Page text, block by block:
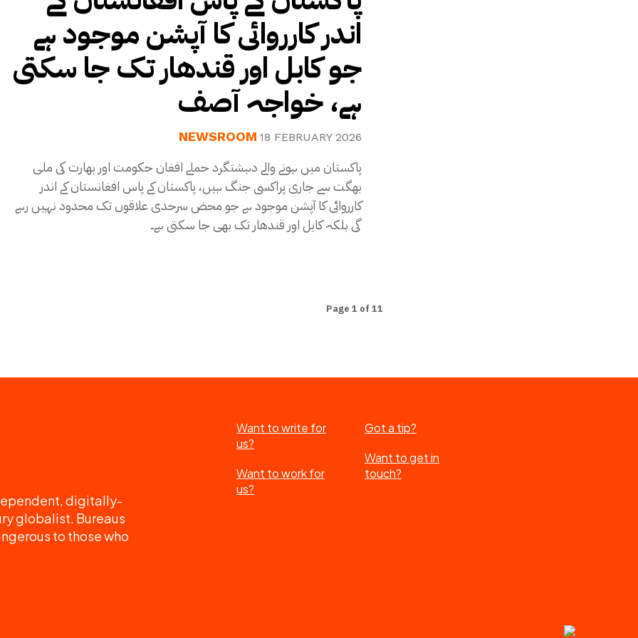
اندر کارروائی کا آپشن موجود ہے
جو کابل اور قندھار تک جا سکتی
ہے، خواجہ آصف
NEWSROOM 18 FEBRUARY 2026
پاکستان میں ہونے والے دہشتگرد حملے افغان حکومت اور بھارت کی ملی
بھگت سے جاری پراکسی جنگ ہیں، پاکستان کے پاس افغانستان کے اندر
کارروائی کا آپشن موجود ہے جو محض سرحدی علاقوں تک محدود نہیں رہے
گی بلکہ کابل اور قندھار تک بھی جا سکتی ہے۔
Page 1 of 11
digitally-
globalist. Bureaus
to those who
Want to write for
us?
Want to work for
us?
Got a tip?
Want to get in
touch?